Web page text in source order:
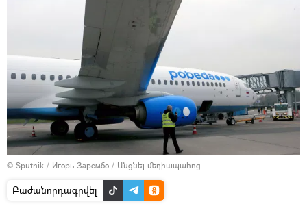
© Sputnik / Игорь Зарембо / Անցնել մեդիապահոց
Բաժանորդագրվել